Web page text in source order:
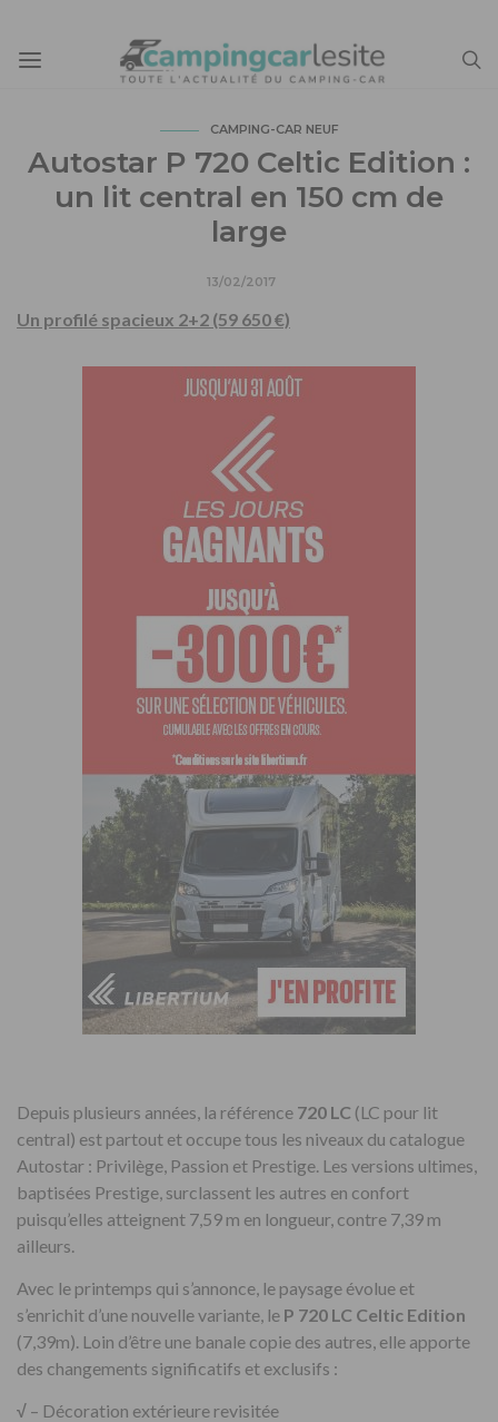
CAMPING-CAR NEUF
Autostar P 720 Celtic Edition :
un lit central en 150 cm de
large
13/02/2017
Un profilé spacieux 2+2 (59 650 €)
Depuis plusieurs années, la référence 720 LC (LC pour lit
central) est partout et occupe tous les niveaux du catalogue
Autostar : Privilège, Passion et Prestige. Les versions ultimes,
baptisées Prestige, surclassent les autres en confort
puisqu’elles atteignent 7,59 m en longueur, contre 7,39 m
ailleurs.
Avec le printemps qui s’annonce, le paysage évolue et
s’enrichit d’une nouvelle variante, le P 720 LC Celtic Edition
(7,39m). Loin d’être une banale copie des autres, elle apporte
des changements significatifs et exclusifs :
√ – Décoration extérieure revisitée